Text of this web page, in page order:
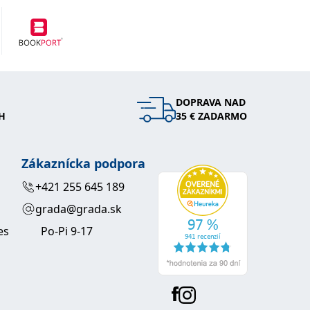
DOPRAVA NAD
35 € ZADARMO
Zákaznícka podpora
+421 255 645 189
grada@grada.sk
Po-Pi 9-17
třetích stran
webové stránky a jakoukoli reklamu, kterou koncový
o aktivitě na webu. Tato data mohou být odeslána k